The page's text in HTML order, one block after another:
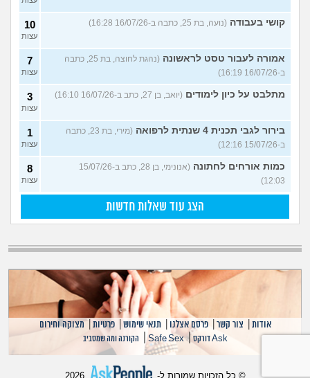
קושי בעבודה (נועה, בת 25, כתבה ב-16/07/26 16:28) 10
עצות
אמורה לעבור טסט לראשונה
(נהגת לחוצה, בת 25, כתבה
ב-16/07/26 16:19)
7
עצות
מתלבט על כיון לימודים (יואב, בן 27, כתב ב-16/07/26 16:10) 3
עצות
בירור לגבי תכנית 4 שנתית לרפואה
(מירי, בת 23, כתבה
ב-15/07/26 12:16)
1
עצות
כמות אורחים לחתונה
(אנונימי, בן 28, כתב ב-15/07/26
12:03)
8
עצות
הצג עוד שאלות חדשות
אודות צור קשר |פרסם אצלנו |תנאי שימוש |פרטיות |מצוקה וחירום
Ask דורקס |
Safe Sex
| הקורנה ומה שמסביב
© כל הזכויות שמורות ל- 2026